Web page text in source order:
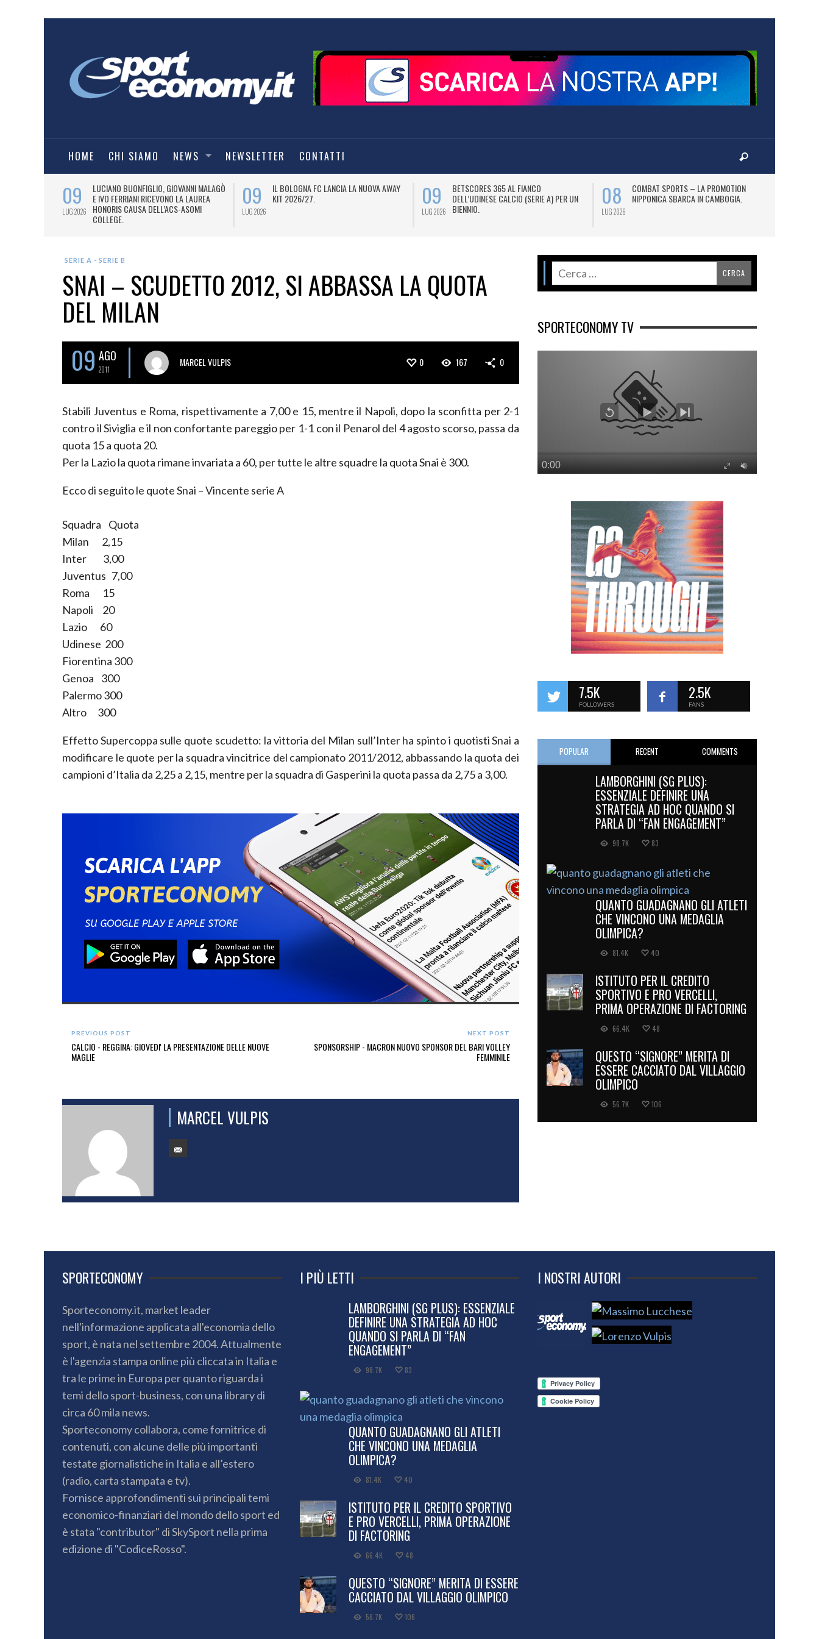
HOME CHI SIAMO NEWS NEWSLETTER CONTATTI
09
LUG 2026
LUCIANO BUONFIGLIO, GIOVANNI MALAGÒ
E IVO FERRIANI RICEVONO LA LAUREA
HONORIS CAUSA DELL’ACS-ASOMI
COLLEGE.
09
LUG 2026
IL BOLOGNA FC LANCIA LA NUOVA AWAY
KIT 2026/27.
09
LUG 2026
BETSCORES 365 AL FIANCO
DELL’UDINESE CALCIO (SERIE A) PER UN
BIENNIO.
08
LUG 2026
COMBAT SPORTS – LA PROMOTION
NIPPONICA SBARCA IN CAMBOGIA.
SERIE A - SERIE B
SNAI – SCUDETTO 2012, SI ABBASSA LA QUOTA
DEL MILAN
09 AGO
2011
MARCEL VULPIS 0 167 0
Stabili Juventus e Roma, rispettivamente a 7,00 e 15, mentre il Napoli, dopo la sconfitta per 2-1
contro il Siviglia e il non confortante pareggio per 1-1 con il Penarol del 4 agosto scorso, passa da
quota 15 a quota 20.
Per la Lazio la quota rimane invariata a 60, per tutte le altre squadre la quota Snai è 300.
Ecco di seguito le quote Snai – Vincente serie A
Squadra Quota
Milan 2,15
Inter 3,00
Juventus 7,00
Roma 15
Napoli 20
Lazio 60
Udinese 200
Fiorentina 300
Genoa 300
Palermo 300
Altro 300
Effetto Supercoppa sulle quote scudetto: la vittoria del Milan sull’Inter ha spinto i quotisti Snai a
modificare le quote per la squadra vincitrice del campionato 2011/2012, abbassando la quota dei
campioni d’Italia da 2,25 a 2,15, mentre per la squadra di Gasperini la quota passa da 2,75 a 3,00.
PREVIOUS POST
CALCIO - REGGINA: GIOVEDI' LA PRESENTAZIONE DELLE NUOVE
MAGLIE
NEXT POST
SPONSORSHIP - MACRON NUOVO SPONSOR DEL BARI VOLLEY
FEMMINILE
MARCEL VULPIS
SPORTECONOMY TV
7.5K
FOLLOWERS
2.5K
FANS
POPULAR RECENT COMMENTS
LAMBORGHINI (SG PLUS):
ESSENZIALE DEFINIRE UNA
STRATEGIA AD HOC QUANDO SI
PARLA DI “FAN ENGAGEMENT”
98.7K 83
QUANTO GUADAGNANO GLI ATLETI
CHE VINCONO UNA MEDAGLIA
OLIMPICA?
81.4K 40
ISTITUTO PER IL CREDITO
SPORTIVO E PRO VERCELLI,
PRIMA OPERAZIONE DI FACTORING
66.4K 48
QUESTO “SIGNORE” MERITA DI
ESSERE CACCIATO DAL VILLAGGIO
OLIMPICO
56.7K 106
SPORTECONOMY
Sporteconomy.it, market leader
nell'informazione applicata all'economia dello
sport, è nata nel settembre 2004. Attualmente
è l'agenzia stampa online più cliccata in Italia e
tra le prime in Europa per quanto riguarda i
temi dello sport-business, con una library di
circa 60 mila news.
Sporteconomy collabora, come fornitrice di
contenuti, con alcune delle più importanti
testate giornalistiche in Italia e all’estero
(radio, carta stampata e tv).
Fornisce approfondimenti sui principali temi
economico-finanziari del mondo dello sport ed
è stata "contributor" di SkySport nella prima
edizione di "CodiceRosso".
I PIÙ LETTI
LAMBORGHINI (SG PLUS): ESSENZIALE
DEFINIRE UNA STRATEGIA AD HOC
QUANDO SI PARLA DI “FAN
ENGAGEMENT”
98.7K 83
QUANTO GUADAGNANO GLI ATLETI
CHE VINCONO UNA MEDAGLIA
OLIMPICA?
81.4K 40
ISTITUTO PER IL CREDITO SPORTIVO
E PRO VERCELLI, PRIMA OPERAZIONE
DI FACTORING
66.4K 48
QUESTO “SIGNORE” MERITA DI ESSERE
CACCIATO DAL VILLAGGIO OLIMPICO
56.7K 106
I NOSTRI AUTORI